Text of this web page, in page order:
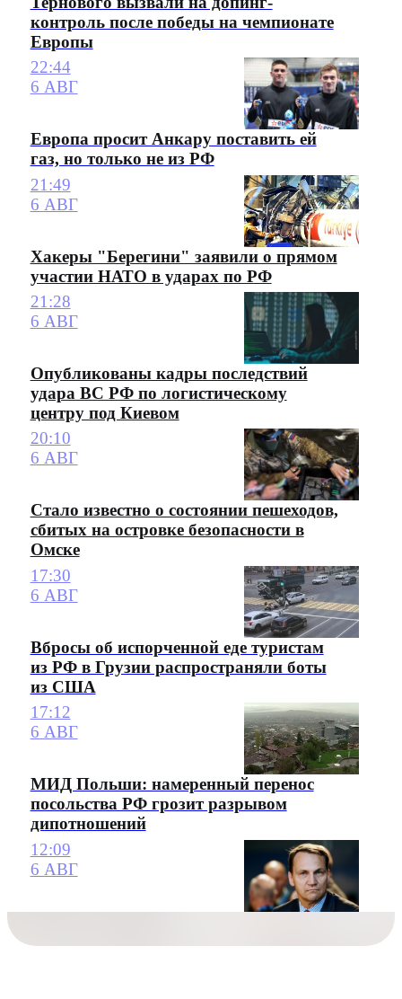
контроль после победы на чемпионате
Европы
22:44
6 АВГ
Европа просит Анкару поставить ей
газ, но только не из РФ
21:49
6 АВГ
Хакеры "Берегини" заявили о прямом
участии НАТО в ударах по РФ
21:28
6 АВГ
Опубликованы кадры последствий
удара ВС РФ по логистическому
центру под Киевом
20:10
6 АВГ
Стало известно о состоянии пешеходов,
сбитых на островке безопасности в
Омске
17:30
6 АВГ
Вбросы об испорченной еде туристам
из РФ в Грузии распространяли боты
из США
17:12
6 АВГ
МИД Польши: намеренный перенос
посольства РФ грозит разрывом
дипотношений
12:09
6 АВГ